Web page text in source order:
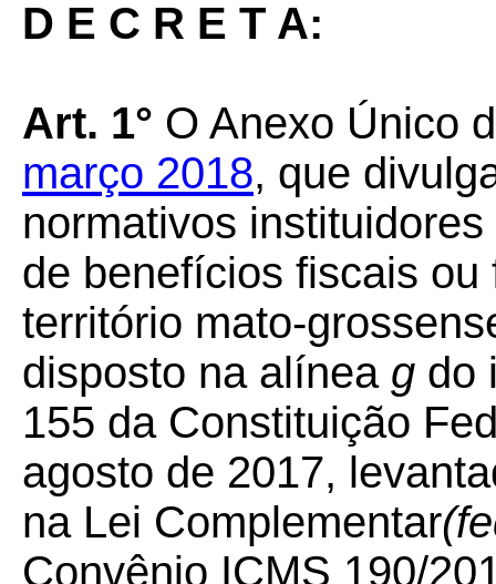
D E C R E T A:
Art. 1° O Anexo Único
março 2018, que
normativos
de benefícios fiscais
território mato-
disposto na alínea g do
155 da Constituição
agosto de 2017,
na Lei Complementar
Convênio ICMS 190/